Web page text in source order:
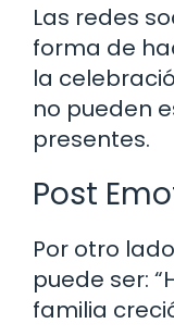
Las redes
forma de
la
no pueden
presentes.
Post
Por otro
puede ser:
familia